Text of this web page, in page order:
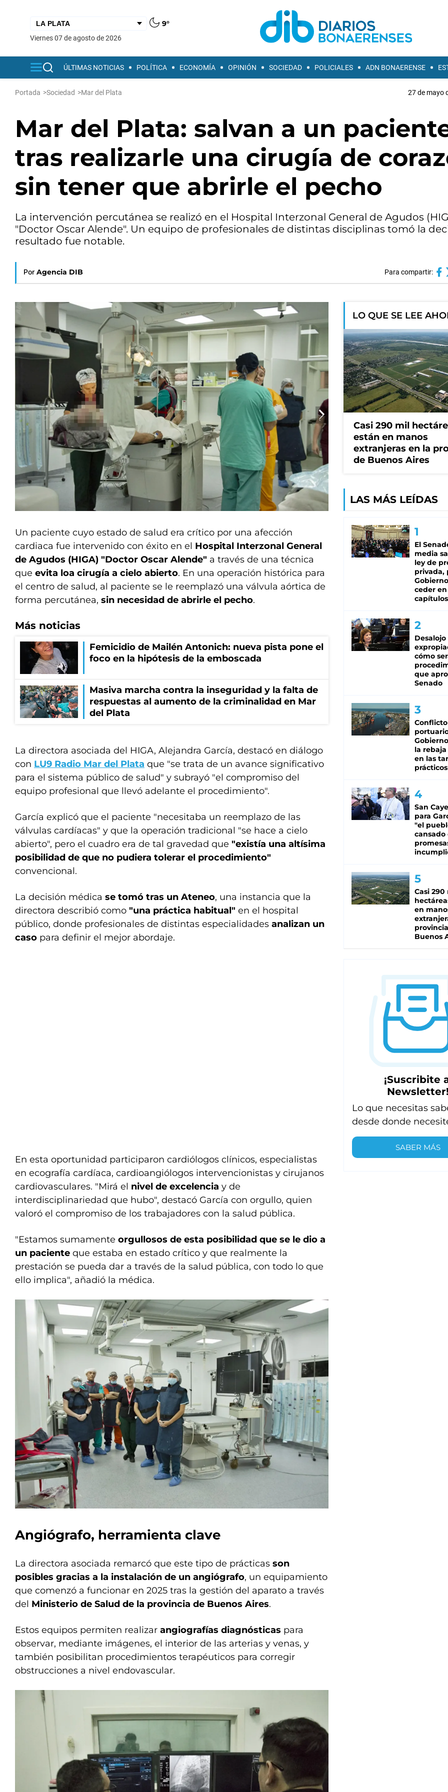
9°
viernes 07 de agosto de 2026
ÚLTIMAS NOTICIAS POLÍTICA ECONOMÍA OPINIÓN SOCIEDAD POLICIALES ADN BONAERENSE
Portada >Sociedad >Mar del Plata 27 de mayo
Mar del Plata: salvan a un
tras realizarle una cirugía de
sin tener que abrirle el pecho
La intervención percutánea se realizó en el Hospital Interzonal General de Agudos
"Doctor Oscar Alende". Un equipo de profesionales de distintas disciplinas tomó la
resultado fue notable.
Por Agencia DIB Para compartir:
Un paciente cuyo estado de salud era crítico por una afección
cardiaca fue intervenido con éxito en el Hospital Interzonal General
de Agudos (HIGA) "Doctor Oscar Alende" a través de una técnica
que evita loa cirugía a cielo abierto. En una operación histórica para
el centro de salud, al paciente se le reemplazó una válvula aórtica de
forma percutánea, sin necesidad de abrirle el pecho.
Más noticias
Femicidio de Mailén Antonich: nueva pista pone el
foco en la hipótesis de la emboscada
Masiva marcha contra la inseguridad y la falta de
respuestas al aumento de la criminalidad en Mar
del Plata
La directora asociada del HIGA, Alejandra García, destacó en diálogo
con LU9 Radio Mar del Plata que "se trata de un avance significativo
para el sistema público de salud" y subrayó "el compromiso del
equipo profesional que llevó adelante el procedimiento".
García explicó que el paciente "necesitaba un reemplazo de las
válvulas cardíacas" y que la operación tradicional "se hace a cielo
abierto", pero el cuadro era de tal gravedad que "existía una altísima
posibilidad de que no pudiera tolerar el procedimiento"
convencional.
La decisión médica se tomó tras un Ateneo, una instancia que la
directora describió como "una práctica habitual" en el hospital
público, donde profesionales de distintas especialidades analizan un
caso para definir el mejor abordaje.
En esta oportunidad participaron cardiólogos clínicos, especialistas
en ecografía cardíaca, cardioangiólogos intervencionistas y cirujanos
cardiovasculares. "Mirá el nivel de excelencia y de
interdisciplinariedad que hubo", destacó García con orgullo, quien
valoró el compromiso de los trabajadores con la salud pública.
"Estamos sumamente orgullosos de esta posibilidad que se le dio a
un paciente que estaba en estado crítico y que realmente la
prestación se pueda dar a través de la salud pública, con todo lo que
ello implica", añadió la médica.
Angiógrafo, herramienta clave
La directora asociada remarcó que este tipo de prácticas son
posibles gracias a la instalación de un angiógrafo, un equipamiento
que comenzó a funcionar en 2025 tras la gestión del aparato a través
del Ministerio de Salud de la provincia de Buenos Aires.
Estos equipos permiten realizar angiografías diagnósticas para
observar, mediante imágenes, el interior de las arterias y venas, y
también posibilitan procedimientos terapéuticos para corregir
obstrucciones a nivel endovascular.
LO QUE SE LEE
Casi 290 mil
están en manos
extranjeras en la
de Buenos Aires
LAS MÁS LEÍDAS
El
media
ley de
privada,
ceder
capítulos
cómo
que
Senado
Conflicto
la rebaja
en las
prácticos
San
para
"el
cansado
Casi 290
en
Buenos
¡Suscribite
Lo que necesitas
desde donde
SABER MÁS